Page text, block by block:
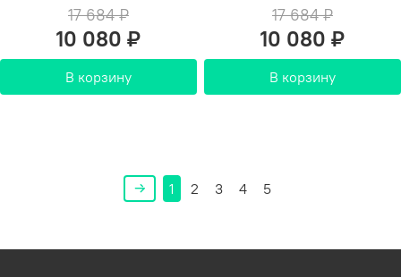
17 684 ₽
10 080 ₽
В корзину
17 684 ₽
10 080 ₽
В корзину
1 2 3 4 5